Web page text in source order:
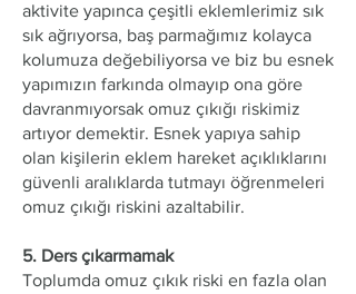
aktivite yapınca çeşitli eklemlerimiz sık
sık ağrıyorsa, baş parmağımız kolayca
kolumuza değebiliyorsa ve biz bu esnek
yapımızın farkında olmayıp ona göre
davranmıyorsak omuz çıkığı riskimiz
artıyor demektir. Esnek yapıya sahip
olan kişilerin eklem hareket açıklıklarını
güvenli aralıklarda tutmayı öğrenmeleri
omuz çıkığı riskini azaltabilir.
5. Ders çıkarmamak
Toplumda omuz çıkık riski en fazla olan